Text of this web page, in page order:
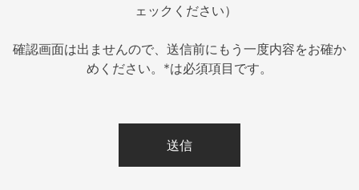
ェックください）
確認画面は出ませんので、送信前にもう一度内容をお確か
めください。*は必須項目です。